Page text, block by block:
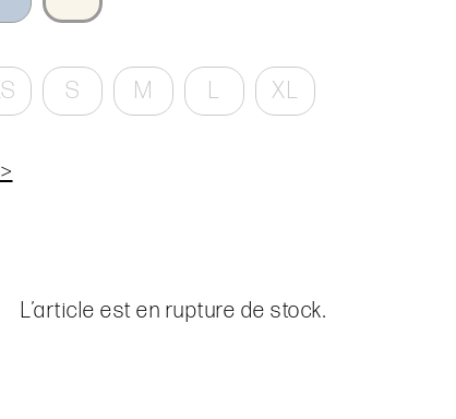
S M L XL
L’article est en rupture de stock.